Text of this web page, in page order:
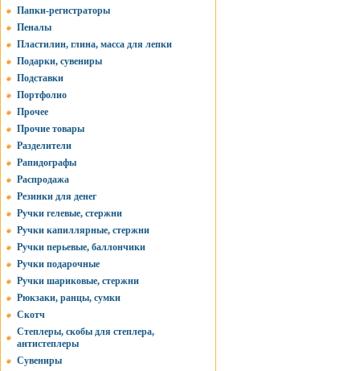
Папки-регистраторы
Пеналы
Пластилин, глина, масса для лепки
Подарки, сувениры
Подставки
Портфолио
Прочее
Прочие товары
Разделители
Рапидографы
Распродажа
Резинки для денег
Ручки гелевые, стержни
Ручки капиллярные, стержни
Ручки перьевые, баллончики
Ручки подарочные
Ручки шариковые, стержни
Рюкзаки, ранцы, сумки
Скотч
Степлеры, скобы для степлера,
антистеплеры
Сувениры